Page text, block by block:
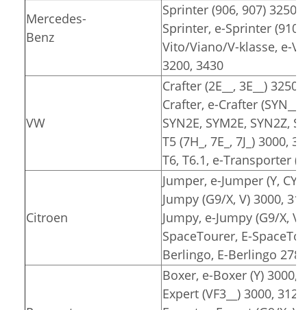
Mercedes-
Benz
Sprinter (906, 907) 3250,
Sprinter, e-Sprinter (910)
Vito/Viano/V-klasse, e-
3200, 3430
VW
Crafter (2E__, 3E__)
Crafter, e-Crafter (SYN__,
SYN2E, SYM2E, SYN2Z,
T5 (7H_, 7E_, 7J_) 3000,
T6, T6.1, e-Transporter
Citroen
Jumper, e-Jumper (Y,
Jumpy (G9/X, V) 3000,
Jumpy, e-Jumpy (G9/X,
SpaceTourer, E-
Berlingo, E-Berlingo
Boxer, e-Boxer (Y) 3000,
Expert (VF3__) 3000, 3122